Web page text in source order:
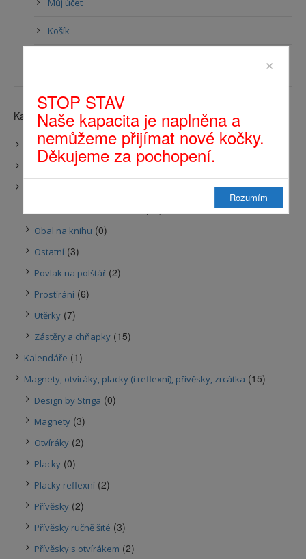
Můj účet
Košík
Kategorie produktů
Akce (13)
Dárkové sady (0)
Obal na knihu (0)
Ostatní (3)
Povlak na polštář (2)
Prostírání (6)
Utěrky (7)
Zástěry a chňapky (15)
Kalendáře (1)
Magnety, otvíráky, placky (i reflexní), přívěsky, zrcátka (15)
Design by Striga (0)
Magnety (3)
Otvíráky (2)
Placky (0)
Placky reflexní (2)
Přívěsky (2)
Přívěsky ručně šité (3)
Přívěsky s otvírákem (2)
×
STOP STAV
Naše kapacita je naplněna a
nemůžeme přijímat nové kočky.
Děkujeme za pochopení.
Rozumím